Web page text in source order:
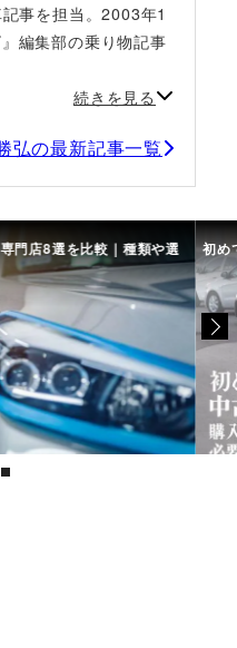
事を担当。2003年1
編集部の乗り物記事
続きを見る
弘の最新記事一覧
門店8選を比較｜種類や選 初め